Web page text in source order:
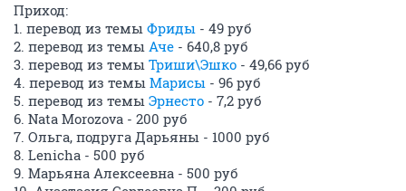
Приход:
1. перевод из темы Фриды - 49 руб
2. перевод из темы Аче - 640,8 руб
3. перевод из темы Триши\Эшко - 49,66 руб
4. перевод из темы Марисы - 96 руб
5. перевод из темы Эрнесто - 7,2 руб
6. Nata Morozova - 200 руб
7. Ольга, подруга Дарьяны - 1000 руб
8. Lenicha - 500 руб
9. Марьяна Алексеевна - 500 руб